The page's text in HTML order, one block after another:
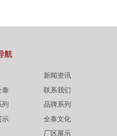
航
新闻资讯
联系我们
品牌系列
全泰文化
厂区展示
泰
示